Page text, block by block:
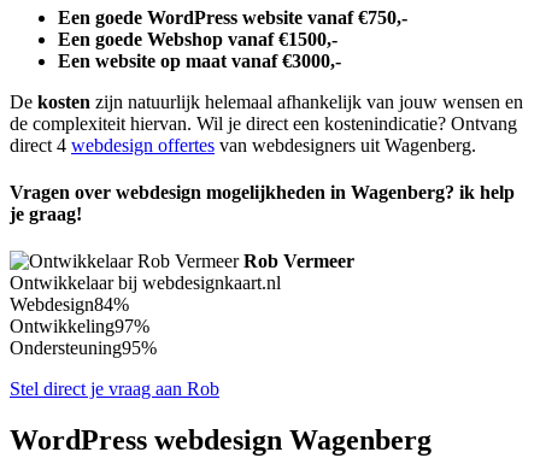
Een goede WordPress website vanaf €750,-
Een goede Webshop vanaf €1500,-
Een website op maat vanaf €3000,-
De kosten zijn natuurlijk helemaal afhankelijk van jouw wensen en
de complexiteit hiervan. Wil je direct een kostenindicatie? Ontvang
direct 4 webdesign offertes van webdesigners uit Wagenberg.
Vragen over webdesign mogelijkheden in Wagenberg? ik help
je graag!
Rob Vermeer
Ontwikkelaar bij webdesignkaart.nl
Webdesign84%
Ontwikkeling97%
Ondersteuning95%
Stel direct je vraag aan Rob
WordPress webdesign Wagenberg